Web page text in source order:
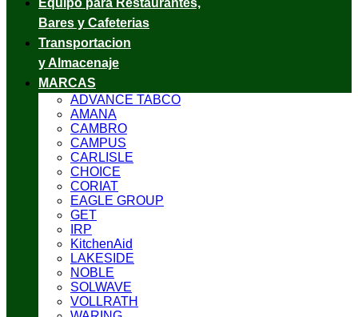
Equipo para Restaurantes,
Bares y Cafeterias
Transportacion
y Almacenaje
MARCAS
ADVANCE TABCO
AMANA
CAMBRO
CAMPUS
CARLISLE
CHOICE
CORIAT
EAGLE GROUP
GET
IRP
KitchenAid
LAKESIDE
NOBLE
SOLWAVE
VOLLRATH